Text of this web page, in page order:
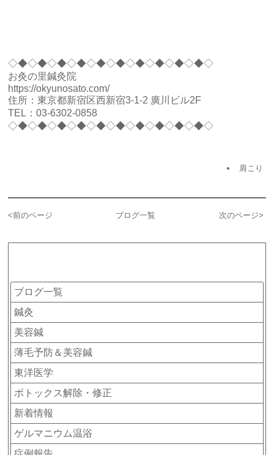
◇◆◇◆◇◆◇◆◇◆◇◆◇◆◇◆◇◆◇◆◇
お灸の里鍼灸院
https://okyunosato.com/
住所：東京都新宿区西新宿3-1-2 廣川ビル2F
TEL： 03-6302-0858
◇◆◇◆◇◆◇◆◇◆◇◆◇◆◇◆◇◆◇◆◇
肩こり
<前のページ ブログ一覧 次のページ>
ブログ一覧
鍼灸
美容鍼
薄毛予防＆美容鍼
東洋医学
ボトックス解除・修正
新着情報
ゲルマニウム温浴